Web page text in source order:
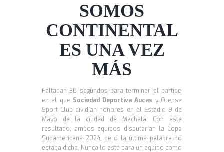
SOMOS
CONTINENTAL
ES UNA VEZ
MÁS
Faltaban 30 segundos para terminar el partido
en el que Sociedad Deportiva Aucas y Orense
Sport Club dividían honores en el Estadio 9 de
Mayo de la ciudad de Machala. Con este
resultado, ambos equipos disputarían la Copa
Sudamericana 2024, pero la última palabra no
estaba dicha. Nunca lo está para un equipo como